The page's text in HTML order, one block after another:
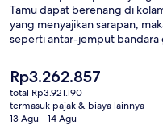
IHG
Tamu dapat berenang di
yang menyajikan sarapan,
seperti antar-jemput
traveler menyukai staf dan
Harga
saat
ini
Rp3.262.857
Rp3.262.857
total Rp3.921.190
termasuk pajak & biaya lainnya
13 Agu - 14 Agu